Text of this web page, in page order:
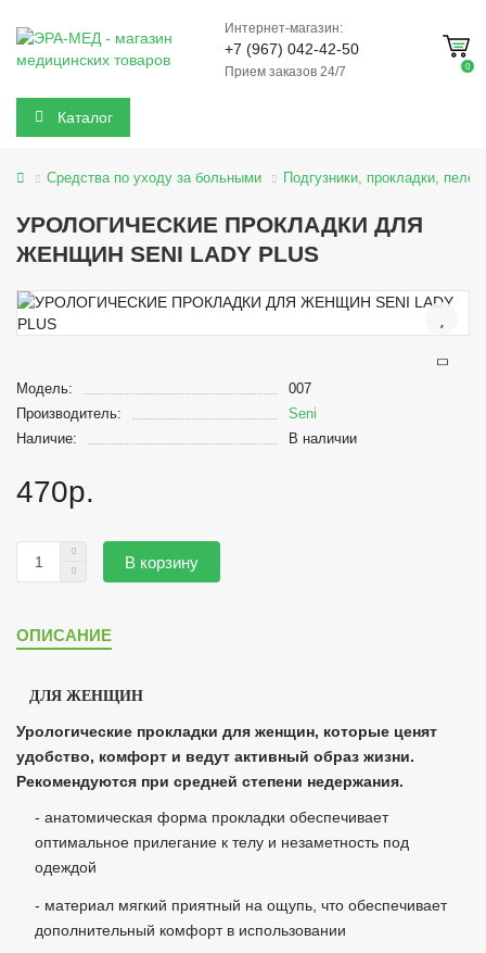
Интернет-магазин:
+7 (967) 042-42-50
Прием заказов 24/7 0
Каталог
Средства по уходу за больными Подгузники, прокладки,
УРОЛОГИЧЕСКИЕ ПРОКЛАДКИ ДЛЯ
ЖЕНЩИН SENI LADY PLUS
Модель:
007
Производитель:
Seni
Наличие:
В наличии
470р.
В корзину
ОПИСАНИЕ
ДЛЯ ЖЕНЩИН
Урологические прокладки для женщин, которые ценят
удобство, комфорт и ведут активный образ жизни.
Рекомендуются при средней степени недержания.
- анатомическая форма прокладки обеспечивает
оптимальное прилегание к телу и незаметность под
одеждой
- материал мягкий приятный на ощупь, что обеспечивает
дополнительный комфорт в использовании